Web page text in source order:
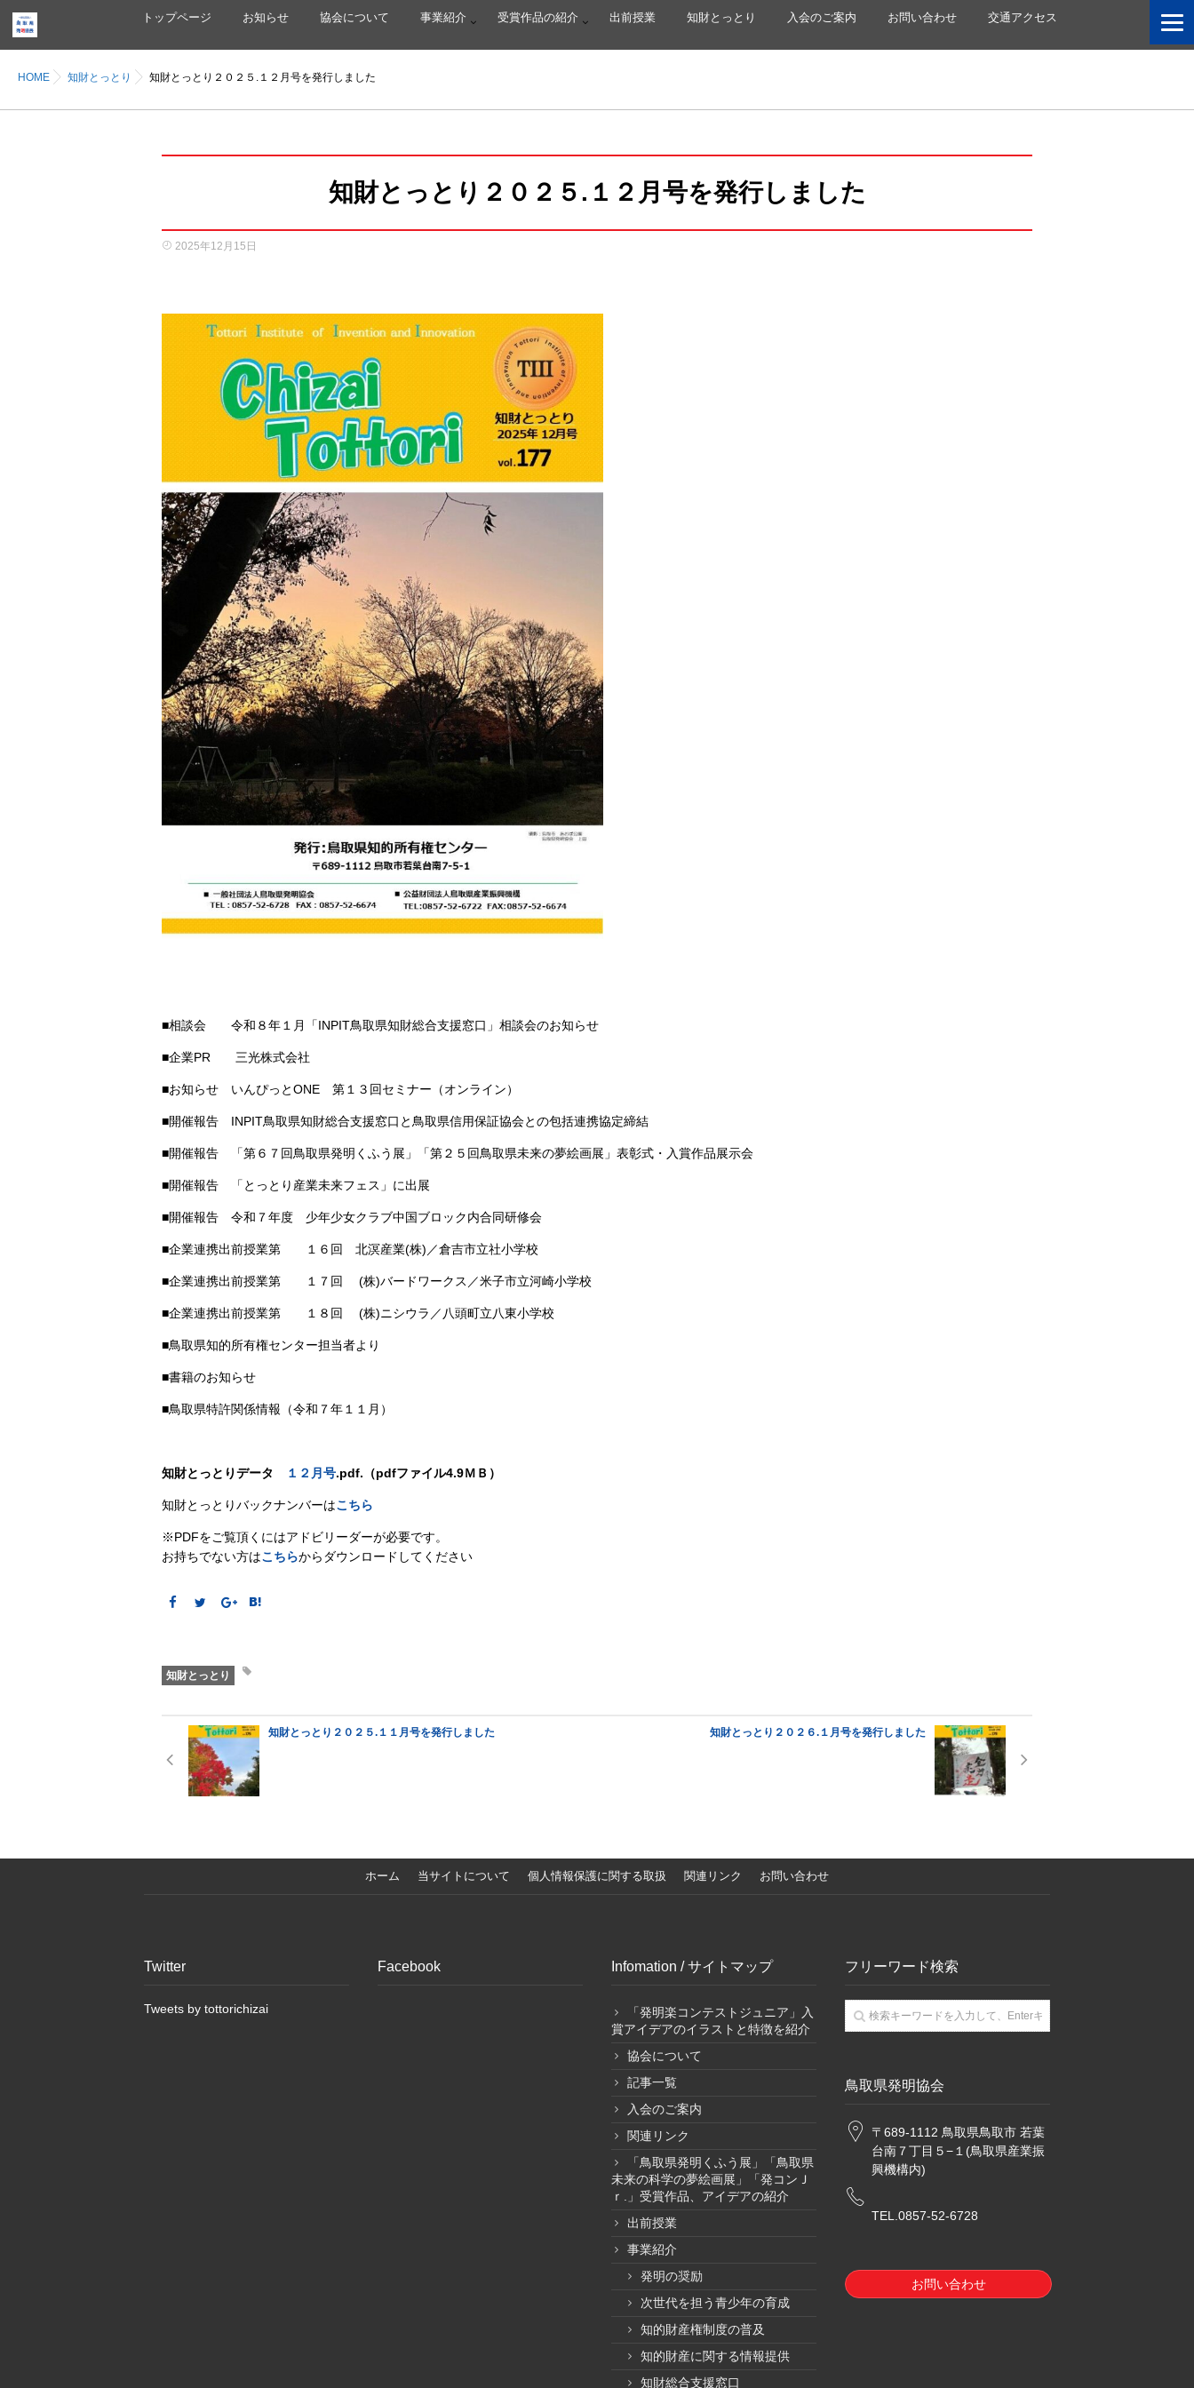
トップページ お知らせ 協会について 事業紹介 受賞作品の紹介 出前授業 知財とっとり 入会のご案内 お問い合わせ 交通アクセス
HOME 知財とっとり 知財とっとり２０２５.１２月号を発行しました
知財とっとり２０２５.１２月号を発行しました
2025年12月15日
■相談会 令和８年１月「INPIT鳥取県知財総合支援窓口」相談会のお知らせ
■企業PR 三光株式会社
■お知らせ いんぴっとONE 第１３回セミナー（オンライン）
■開催報告 INPIT鳥取県知財総合支援窓口と鳥取県信用保証協会との包括連携協定締結
■開催報告 「第６７回鳥取県発明くふう展」「第２５回鳥取県未来の夢絵画展」表彰式・入賞作品展示会
■開催報告 「とっとり産業未来フェス」に出展
■開催報告 令和７年度 少年少女クラブ中国ブロック内合同研修会
■企業連携出前授業第 １６回 北溟産業(株)／倉吉市立社小学校
■企業連携出前授業第 １７回 (株)バードワークス／米子市立河崎小学校
■企業連携出前授業第 １８回 (株)ニシウラ／八頭町立八東小学校
■鳥取県知的所有権センター担当者より
■書籍のお知らせ
■鳥取県特許関係情報（令和７年１１月）
知財とっとりデータ １２月号.pdf. （pdfファイル4.9ＭＢ）
知財とっとりバックナンバーはこちら
※PDFをご覧頂くにはアドビリーダーが必要です。
お持ちでない方はこちらからダウンロードしてください
知財とっとり
知財とっとり２０２５.１１月号を発行しました 知財とっとり２０２６.１月号を発行しました
ホーム 当サイトについて 個人情報保護に関する取扱 関連リンク お問い合わせ
Twitter
Tweets by tottorichizai
Facebook Infomation / サイトマップ
「発明楽コンテストジュニア」入
賞アイデアのイラストと特徴を紹介
協会について
記事一覧
入会のご案内
関連リンク
「鳥取県発明くふう展」「鳥取県
未来の科学の夢絵画展」「発コンＪ
ｒ.」受賞作品、アイデアの紹介
出前授業
事業紹介
発明の奨励
次世代を担う青少年の育成
知的財産権制度の普及
知的財産に関する情報提供
知財総合支援窓口
フリーワード検索
鳥取県発明協会
〒689-1112 鳥取県鳥取市 若葉
台南７丁目５−１(鳥取県産業振
興機構内)
TEL.0857-52-6728
お問い合わせ